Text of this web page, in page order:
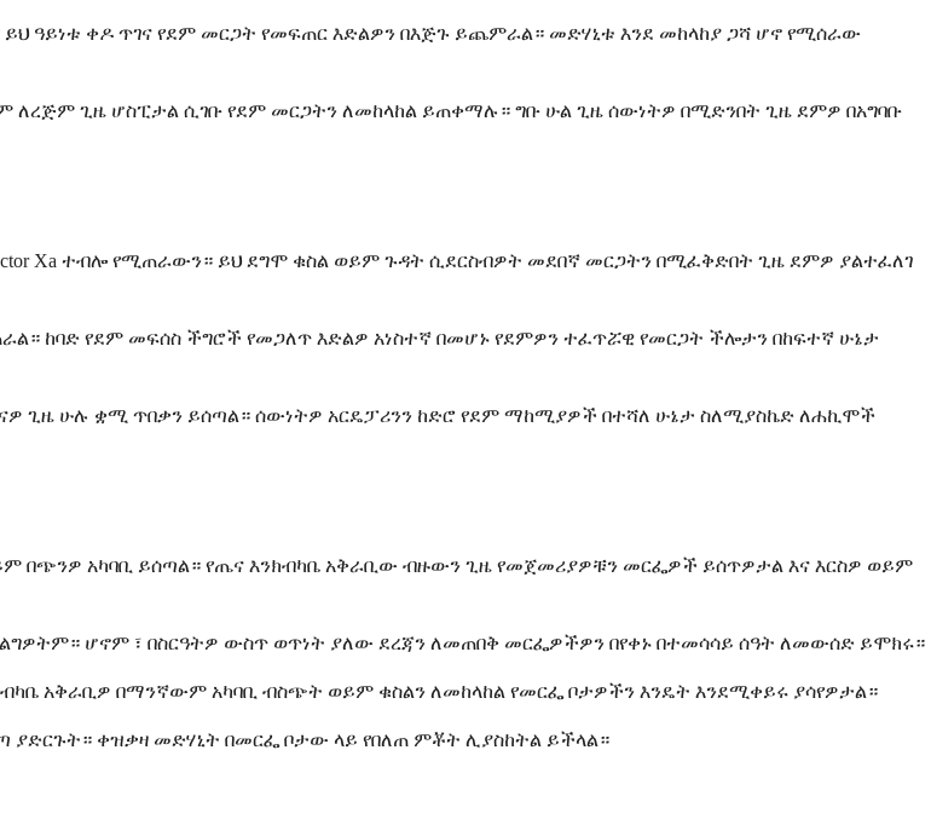
ዓይነቱ ቀዶ ጥገና የደም መርጋት የመፍጠር እድልዎን በእጅጉ ይጨምራል። መድሃኒቱ እንደ መከላከያ ጋሻ ሆኖ የሚሰራው
ለረጅም ጊዜ ሆስፒታል ሲገቡ የደም መርጋትን ለመከላከል ይጠቀማሉ። ግቡ ሁል ጊዜ ሰውነትዎ በሚድንበት ጊዜ ደምዎ በአግባቡ
Xa ተብሎ የሚጠራውን። ይህ ደግሞ ቁስል ወይም ጉዳት ሲደርስብዎት መደበኛ መርጋትን በሚፈቅድበት ጊዜ ደምዎ ያልተፈለገ
ከባድ የደም መፍሰስ ችግሮች የመጋለጥ እድልዎ አነስተኛ በመሆኑ የደምዎን ተፈጥሯዊ የመርጋት ችሎታን በከፍተኛ ሁኔታ
ጊዜ ሁሉ ቋሚ ጥበቃን ይሰጣል። ሰውነትዎ አርዴፓሪንን ከድሮ የደም ማከሚያዎች በተሻለ ሁኔታ ስለሚያስኬድ ለሐኪሞች
በጭንዎ አካባቢ ይሰጣል። የጤና እንክብካቤ አቅራቢው ብዙውን ጊዜ የመጀመሪያዎቹን መርፌዎች ይሰጥዎታል እና እርስዎ ወይም
ሆኖም ፣ በስርዓትዎ ውስጥ ወጥነት ያለው ደረጃን ለመጠበቅ መርፌዎችዎን በየቀኑ በተመሳሳይ ሰዓት ለመውሰድ ይሞክሩ።
አቅራቢዎ በማንኛውም አካባቢ ብስጭት ወይም ቁስልን ለመከላከል የመርፌ ቦታዎችን እንዴት እንደሚቀይሩ ያሳየዎታል።
ቀዝቃዛ መድሃኒት በመርፌ ቦታው ላይ የበለጠ ምቾት ሊያስከትል ይችላል።